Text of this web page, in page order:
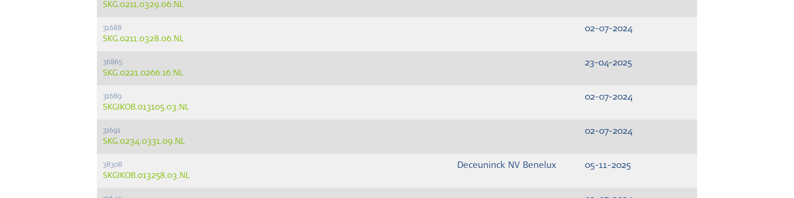
SKG.0211.0329.06.NL
31688
SKG.0211.0328.06.NL
02-07-2024
36865
SKG.0221.0266.16.NL
23-04-2025
31689
SKGIKOB.013105.03.NL
02-07-2024
31691
SKG.0234.0331.09.NL
02-07-2024
38308
SKGIKOB.013258.03.NL
Deceuninck NV Benelux 05-11-2025